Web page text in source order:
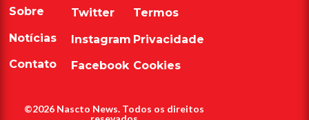
Sobre
Notícias
Contato
Twitter
Instagram
Facebook
Termos
Privacidade
Cookies
©2026 Nascto News. Todos os direitos